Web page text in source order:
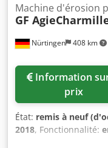
Nürtingen 408 km
Machine d'érosion
GF
prix
État: remis à neuf
2018, Fonctionnalité: